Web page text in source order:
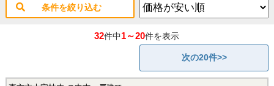
条件を絞り込む
32件中1～20件を表示
次の20件>>